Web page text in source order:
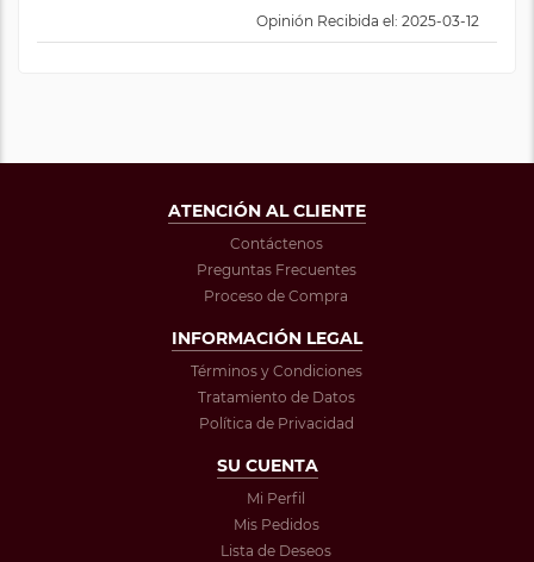
Opinión Recibida el: 2025-03-12
ATENCIÓN AL CLIENTE
Contáctenos
Preguntas Frecuentes
Proceso de Compra
INFORMACIÓN LEGAL
Términos y Condiciones
Tratamiento de Datos
Política de Privacidad
SU CUENTA
Mi Perfil
Mis Pedidos
Lista de Deseos